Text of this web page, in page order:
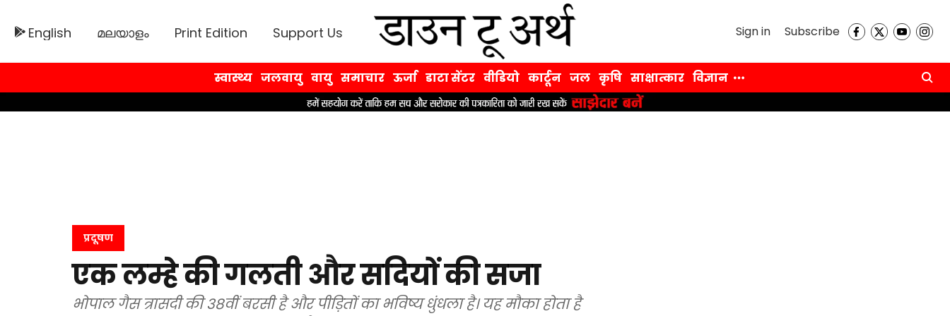
English മലയാളം Print Edition Support Us Sign in Subscribe
स्वास्थ्य जलवायु वायु समाचार ऊर्जा डाटा सेंटर वीडियो कार्टून जल कृषि साक्षात्कार विज्ञान
प्रदूषण
एक लम्हे की गलती और सदियों की सजा
भोपाल गैस त्रासदी की 38वीं बरसी है और पीड़ितों का भविष्य धुंधला है। यह मौका होता है